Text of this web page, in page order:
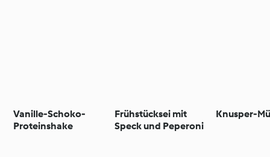
Vanille-Schoko-
Proteinshake
Frühstücksei mit
Speck und Peperoni
Knusper-